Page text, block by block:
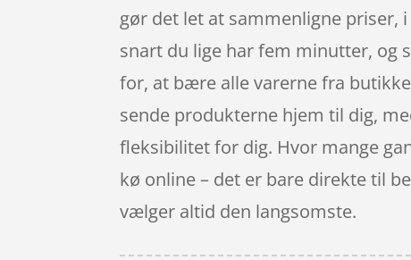
gør det let at sammenligne priser,
snart du lige har fem minutter, og
for, at bære alle varerne fra
sende produkterne hjem til dig,
fleksibilitet for dig. Hvor mange
kø online – det er bare direkte til
vælger altid den langsomste.